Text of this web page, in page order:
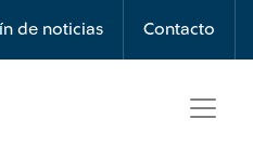
de noticias Contacto